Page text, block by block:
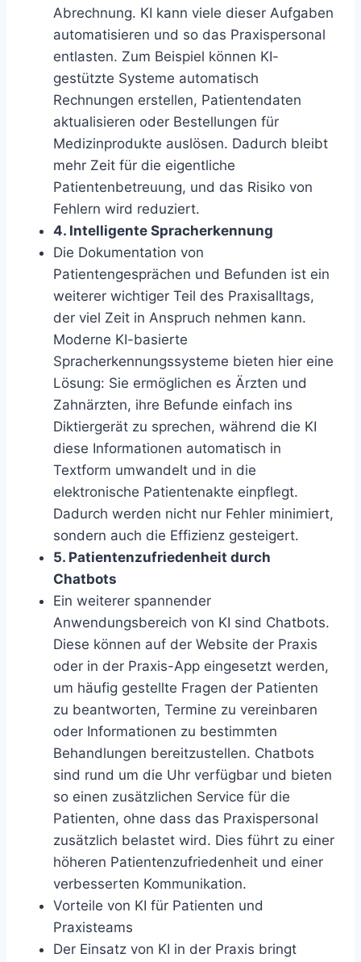
Abrechnung. KI kann viele dieser Aufgaben
automatisieren und so das Praxispersonal
entlasten. Zum Beispiel können KI-
gestützte Systeme automatisch
Rechnungen erstellen, Patientendaten
aktualisieren oder Bestellungen für
Medizinprodukte auslösen. Dadurch bleibt
mehr Zeit für die eigentliche
Patientenbetreuung, und das Risiko von
Fehlern wird reduziert.
4. Intelligente Spracherkennung
Die Dokumentation von
Patientengesprächen und Befunden ist ein
weiterer wichtiger Teil des Praxisalltags,
der viel Zeit in Anspruch nehmen kann.
Moderne KI-basierte
Spracherkennungssysteme bieten hier eine
Lösung: Sie ermöglichen es Ärzten und
Zahnärzten, ihre Befunde einfach ins
Diktiergerät zu sprechen, während die KI
diese Informationen automatisch in
Textform umwandelt und in die
elektronische Patientenakte einpflegt.
Dadurch werden nicht nur Fehler minimiert,
sondern auch die Effizienz gesteigert.
5. Patientenzufriedenheit durch
Chatbots
Ein weiterer spannender
Anwendungsbereich von KI sind Chatbots.
Diese können auf der Website der Praxis
oder in der Praxis-App eingesetzt werden,
um häufig gestellte Fragen der Patienten
zu beantworten, Termine zu vereinbaren
oder Informationen zu bestimmten
Behandlungen bereitzustellen. Chatbots
sind rund um die Uhr verfügbar und bieten
so einen zusätzlichen Service für die
Patienten, ohne dass das Praxispersonal
zusätzlich belastet wird. Dies führt zu einer
höheren Patientenzufriedenheit und einer
verbesserten Kommunikation.
Vorteile von KI für Patienten und
Praxisteams
Der Einsatz von KI in der Praxis bringt